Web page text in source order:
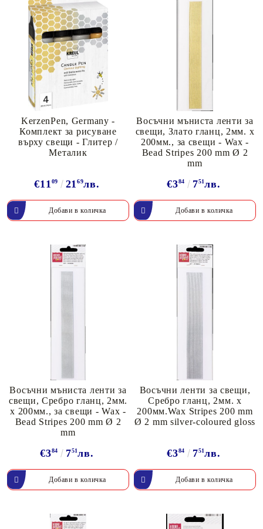
KerzenPen, Germany -
Комплект за рисуване
върху свещи - Глитер /
Металик
€1109 2169лв.
Восъчни мъниста ленти за
свещи, Злато гланц, 2мм. х
200мм., за свещи - Wax -
Bead Stripes 200 mm Ø 2
mm
€384 751лв.
Восъчни мъниста ленти за
свещи, Сребро гланц, 2мм.
х 200мм., за свещи - Wax -
Bead Stripes 200 mm Ø 2
mm
€384 751лв.
Восъчни ленти за свещи,
Сребро гланц, 2мм. х
200мм.Wax Stripes 200 mm
Ø 2 mm silver-coloured gloss
€384 751лв.